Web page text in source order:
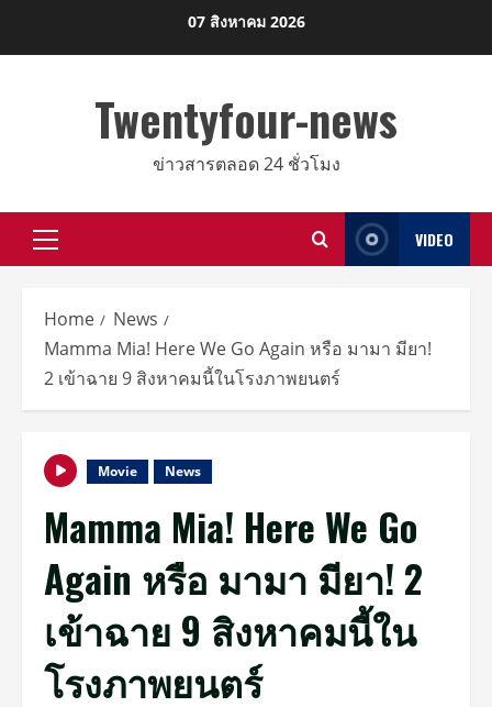
07 สิงหาคม 2026
Twentyfour-news
ข่าวสารตลอด 24 ชั่วโมง
Primary
VIDEO
Home
News
Mamma Mia! Here We Go Again หรือ มามา มียา!
2 เข้าฉาย 9 สิงหาคมนี้ในโรงภาพยนตร์
Movie News
Mamma Mia! Here We Go
Again หรือ มามา มียา! 2
เข้าฉาย 9 สิงหาคมนี้ใน
โรงภาพยนตร์